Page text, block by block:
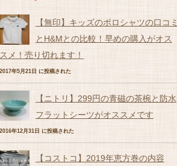
【無印】キッズのポロシャツの口コミ
とH&Mとの比較！早めの購入がオス
スメ！売り切れます！
2017年5月21日 に投稿された
【ニトリ】299円の青磁の茶椀と防水
フラットシーツがオススメです
2016年12月31日 に投稿された
【コストコ】2019年恵方巻の内容